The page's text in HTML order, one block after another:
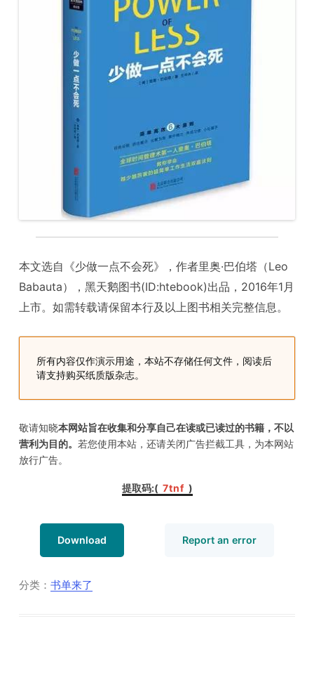
本文选自《少做一点不会死》，作者里奥·巴伯塔（Leo
Babauta），黑天鹅图书(ID:htebook)出品，2016年1月
上市。如需转载请保留本行及以上图书相关完整信息。
所有内容仅作演示用途，本站不存储任何文件，阅读后
请支持购买纸质版杂志。
敬请知晓本网站旨在收集和分享自己在读或已读过的书籍，不以
营利为目的。若您使用本站，还请关闭广告拦截工具，为本网站
放行广告。
提取码:( 7tnf )
Download Report an error
分类：书单来了